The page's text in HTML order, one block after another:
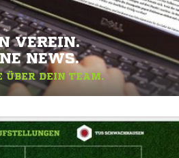
VEREIN.
NEWS.
ÜBER DEIN TEAM.